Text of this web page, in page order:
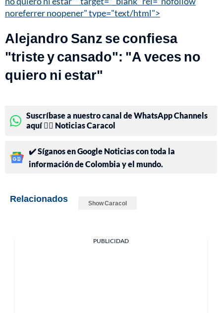
noreferrer noopener" type="text/html">
Alejandro Sanz se confiesa
"triste y cansado": "A veces no
quiero ni estar"
Suscríbase a nuestro canal de WhatsApp Channels
aquí 👉🏻 Noticias Caracol
✔️ Síganos en Google Noticias con toda la
información de Colombia y el mundo.
Relacionados Show Caracol
PUBLICIDAD